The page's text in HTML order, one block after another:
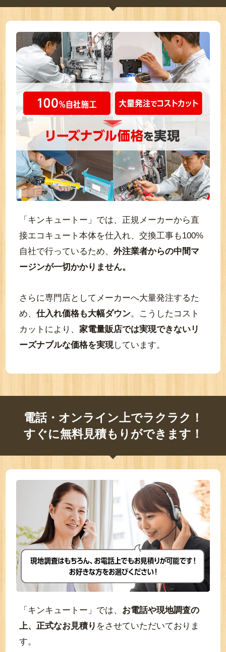
「キンキュートー」では、正規メーカーから直
接エコキュート本体を仕入れ、交換工事も100%
自社で行っているため、 外注業者からの中間マ
ージンが一切かかりません。
さらに専門店としてメーカーへ大量発注するた
め、仕入れ価格も大幅ダウン。こうしたコスト
カットにより、 家電量販店では実現できないリ
ーズナブルな価格を実現しています。
電話・オンライン上でラクラク！
すぐに無料見積もりができます！
「キンキュートー」では、 お電話や現地調査の
上、正式なお見積り をさせていただいておりま
す。